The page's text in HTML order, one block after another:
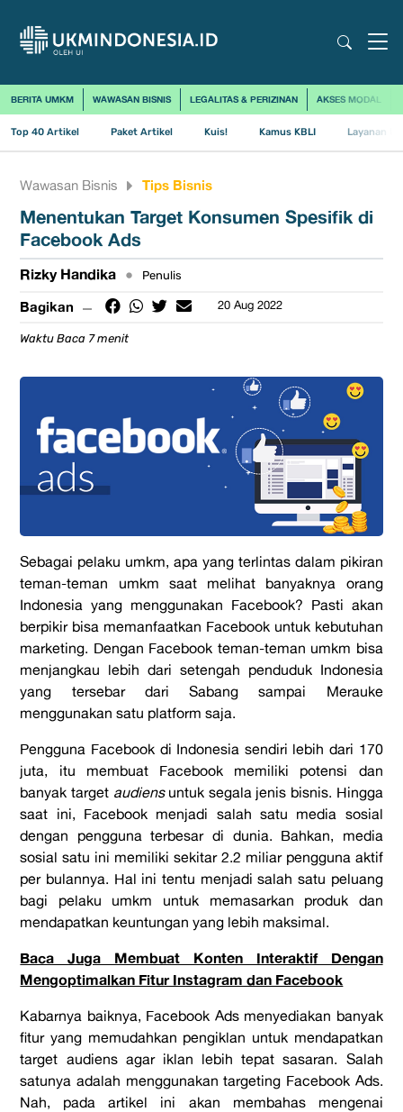
BERITA UMKM WAWASAN BISNIS LEGALITAS & PERIZINAN AKSES MODAL
Top 40 Artikel Paket Artikel Kuis! Kamus KBLI Layanan
Wawasan Bisnis Tips Bisnis
Menentukan Target Konsumen Spesifik di
Facebook Ads
Rizky Handika • Penulis
Bagikan 20 Aug 2022
Waktu Baca 7 menit
Sebagai pelaku umkm, apa yang terlintas dalam pikiran
teman-teman umkm saat melihat banyaknya orang
Indonesia yang menggunakan Facebook? Pasti akan
berpikir bisa memanfaatkan Facebook untuk kebutuhan
marketing. Dengan Facebook teman-teman umkm bisa
menjangkau lebih dari setengah penduduk Indonesia
yang tersebar dari Sabang sampai Merauke
menggunakan satu platform saja.
Pengguna Facebook di Indonesia sendiri lebih dari 170
juta, itu membuat Facebook memiliki potensi dan
banyak target audiensuntuk segala jenis bisnis. Hingga
saat ini, Facebook menjadi salah satu media sosial
dengan pengguna terbesar di dunia. Bahkan, media
sosial satu ini memiliki sekitar 2.2 miliar pengguna aktif
per bulannya. Hal ini tentu menjadi salah satu peluang
bagi pelaku umkm untuk memasarkan produk dan
mendapatkan keuntungan yang lebih maksimal.
Baca Juga Membuat Konten Interaktif Dengan
Mengoptimalkan Fitur Instagram dan Facebook
Kabarnya baiknya, Facebook Ads menyediakan banyak
fitur yang memudahkan pengiklan untuk mendapatkan
target audiens agar iklan lebih tepat sasaran. Salah
satunya adalah menggunakan targeting Facebook Ads.
Nah, pada artikel ini akan membahas mengenai